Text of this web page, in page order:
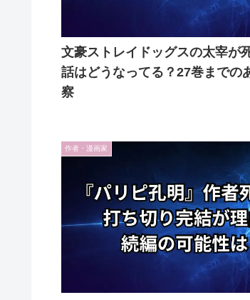
文豪ストレイドッグスの太宰が
話はどうなってる？27巻までの
察
作者・漫画家